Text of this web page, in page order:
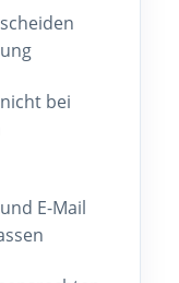
bei
E-Mail